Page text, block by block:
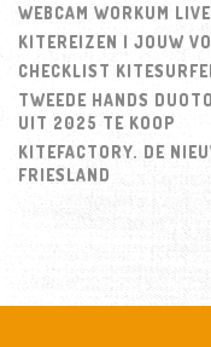
WEBCAM WORKUM LIVE
KITEREIZEN | JOUW
CHECKLIST
TWEEDE HANDS
UIT 2025 TE KOOP
KITEFACTORY. DE
FRIESLAND